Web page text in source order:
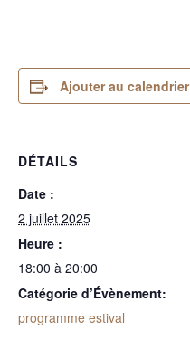
Ajouter au calendrier
DÉTAILS
Date :
2 juillet 2025
Heure :
18:00 à 20:00
Catégorie d’Évènement:
programme estival